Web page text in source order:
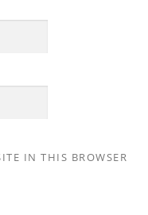
IN THIS BROWSER